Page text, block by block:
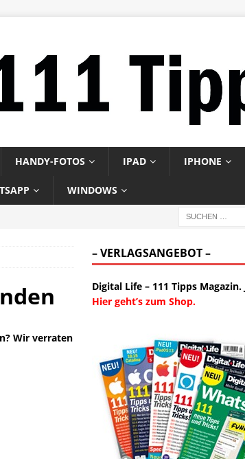
HANDY-FOTOS IPAD IPHONE
WINDOWS
Wir verraten
– VERLAGSANGEBOT –
Digital Life – 111 Tipps
Hier geht’s zum Shop.